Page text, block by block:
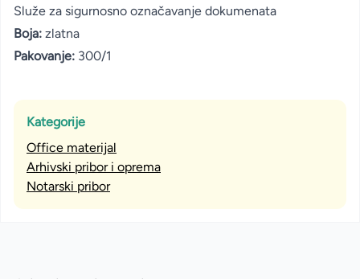
Služe za sigurnosno označavanje dokumenata
Boja: zlatna
Pakovanje: 300/1
Kategorije
Office materijal
Arhivski pribor i oprema
Notarski pribor